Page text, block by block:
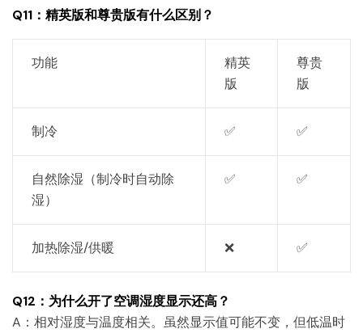
Q11：精英版和尊贵版有什么区别？
功能
精英
版
尊贵
版
制冷 ✅ ✅
自然除湿（制冷时自动除
湿）
✅ ✅
加热除湿/供暖 ❌ ✅
Q12：为什么开了空调湿度显示还高？
A：相对湿度与温度相关。虽然显示值可能不变，但低温时